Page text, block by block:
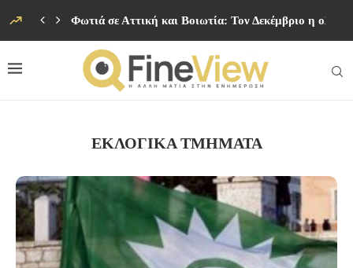
Φωτιά σε Αττική και Βοιωτία: Τον Δεκέμβριο η
ΕΚΛΟΓΙΚΑ ΤΜΗΜΑΤΑ